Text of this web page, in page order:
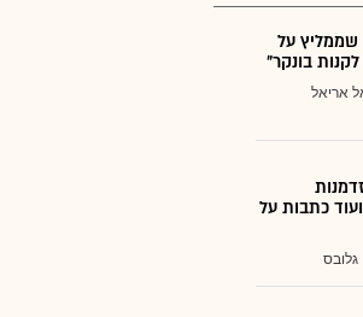
על
בונקר"
אריאל
כתבות על
גלובס